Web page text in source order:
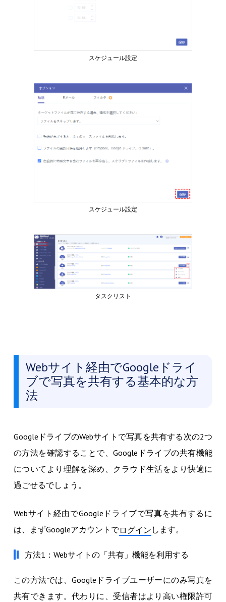
スケジュール設定
スケジュール設定
タスクリスト
Webサイト経由でGoogleドライ
ブで写真を共有する基本的な方
法
GoogleドライブのWebサイトで写真を共有する次の2つ
の方法を確認することで、Googleドライブの共有機能
についてより理解を深め、クラウド生活をより快適に
過ごせるでしょう。
Webサイト経由でGoogleドライブで写真を共有するに
は、まずGoogleアカウントでログイン します。
方法1：Webサイトの「共有」機能を利用する
この方法では、Googleドライブユーザーにのみ写真を
共有できます。代わりに、受信者はより高い権限許可